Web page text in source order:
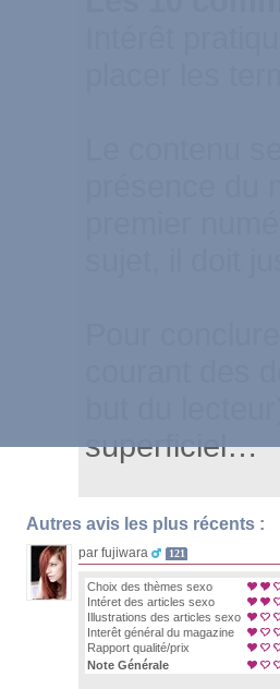
superficiel…
Autres avis les plus récents :
par fujiwara 121
Choix des thèmes sexo
Intéret des articles sexo
Illustrations des articles sexo
Interêt général du magazine
Rapport qualité/prix
Note Générale